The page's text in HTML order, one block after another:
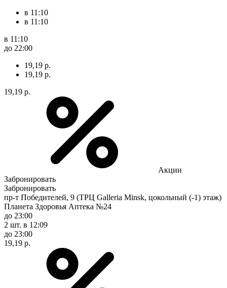
в 11:10
в 11:10
в 11:10
до 22:00
19,19 р.
19,19 р.
19,19 р.
Акции
Забронировать
Забронировать
пр-т Победителей, 9 (ТРЦ Galleria Minsk, цокольный (-1) этаж)
Планета Здоровья Аптека №24
до 23:00
2 шт. в 12:09
до 23:00
19,19 р.